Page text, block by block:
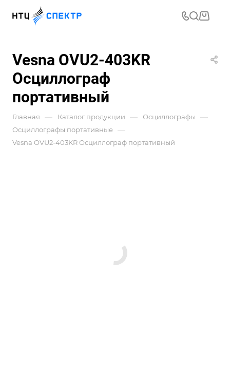
Vesna OVU2-403KR
Осциллограф
портативный
Главная — Каталог продукции — Осциллографы —
Осциллографы портативные —
Vesna OVU2-403KR Осциллограф портативный